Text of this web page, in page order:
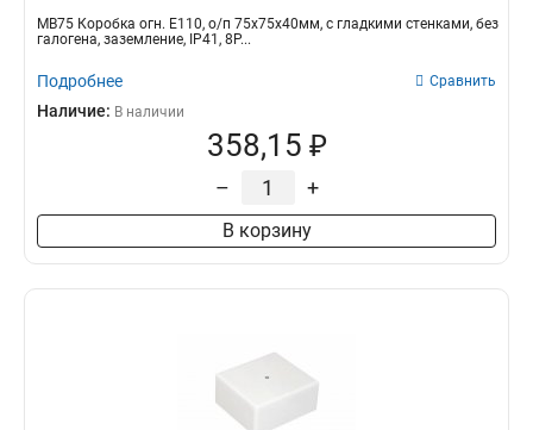
MB75 Коробка огн. E110, о/п 75х75х40мм, с гладкими стенками, без
галогена, заземление, IP41, 8P...
Подробнее Сравнить
Наличие: В наличии
358,15 ₽
– +
В корзину